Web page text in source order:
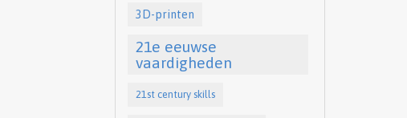
3D-printen
21e eeuwse
vaardigheden
21st century skills